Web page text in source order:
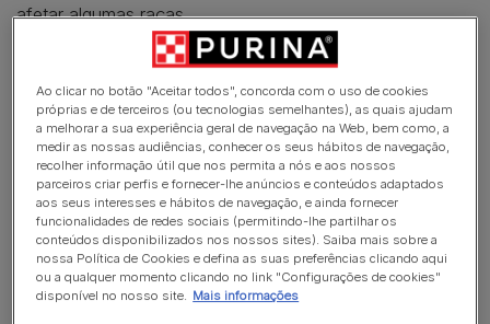
afetar algumas raças.
Há também algum grau de previsibilidade nas raças
cruzadas. As raças cruzadas têm pais de duas raças
puras distintas, mas pode ser mais difícil que raça, se
alguma das duas, irá determinar a aparência e
personalidade do seu cão. Por exemplo, um cão
cruzadoBorder Collie-Labrador pode ser pachorrento,
transbordar de energia ou não ser nenhum destes casos!
A diversão começa com os rafeiros (também
conhecidos por sem raça definida). Estes cães têm
Ao clicar no botão "Aceitar todos", concorda com o uso de cookies
próprias e de terceiros (ou tecnologias semelhantes), as quais ajudam
a melhorar a sua experiência geral de navegação na Web, bem como, a
medir as nossas audiências, conhecer os seus hábitos de navegação,
recolher informação útil que nos permita a nós e aos nossos
parceiros criar perfis e fornecer-lhe anúncios e conteúdos adaptados
aos seus interesses e hábitos de navegação, e ainda fornecer
funcionalidades de redes sociais (permitindo-lhe partilhar os
conteúdos disponibilizados nos nossos sites). Saiba mais sobre a
nossa Política de Cookies e defina as suas preferências clicando aqui
ou a qualquer momento clicando no link "Configurações de cookies"
disponível no nosso site. Mais informações